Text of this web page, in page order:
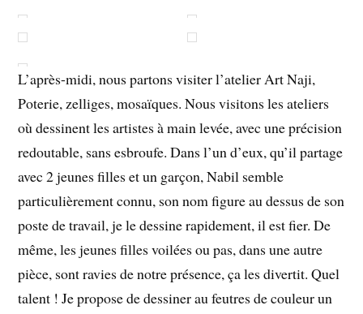
L’après-midi, nous partons visiter l’atelier Art Naji,
Poterie, zelliges, mosaïques. Nous visitons les ateliers
où dessinent les artistes à main levée, avec une précision
redoutable, sans esbroufe. Dans l’un d’eux, qu’il partage
avec 2 jeunes filles et un garçon, Nabil semble
particulièrement connu, son nom figure au dessus de son
poste de travail, je le dessine rapidement, il est fier. De
même, les jeunes filles voilées ou pas, dans une autre
pièce, sont ravies de notre présence, ça les divertit. Quel
talent ! Je propose de dessiner au feutres de couleur un